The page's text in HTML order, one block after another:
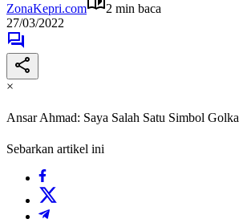
ZonaKepri.com
2 min baca
27/03/2022
×
Ansar Ahmad: Saya Salah Satu Simbol
Sebarkan artikel ini